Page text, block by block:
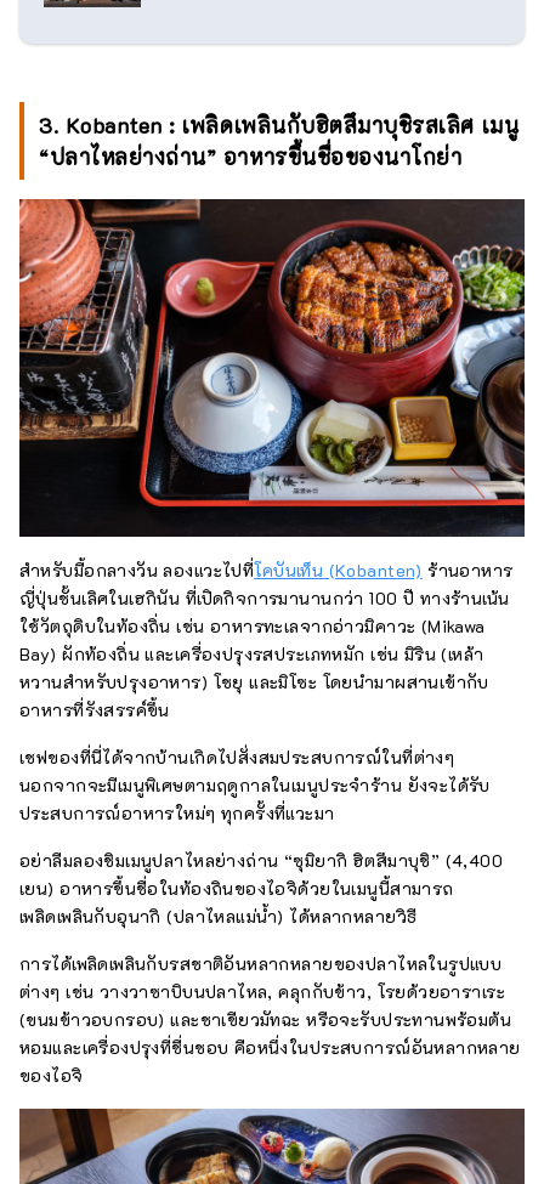
3. Kobanten : เพลิดเพลินกับฮิตสึมาบุชิรสเลิศ เมนู
“ปลาไหลย่างถ่าน” อาหารขึ้นชื่อของนาโกย่า
สำหรับมื้อกลางวัน ลองแวะไปที่โคบันเท็น (Kobanten) ร้านอาหาร
ญี่ปุ่นชั้นเลิศในเฮกินัน ที่เปิดกิจการมานานกว่า 100 ปี ทางร้านเน้น
ใช้วัตถุดิบในท้องถิ่น เช่น อาหารทะเลจากอ่าวมิคาวะ (Mikawa
Bay) ผักท้องถิ่น และเครื่องปรุงรสประเภทหมัก เช่น มิริน (เหล้า
หวานสำหรับปรุงอาหาร) โชยุ และมิโซะ โดยนำมาผสานเข้ากับ
อาหารที่รังสรรค์ขึ้น
เชฟของที่นี่ได้จากบ้านเกิดไปสั่งสมประสบการณ์ในที่ต่างๆ
นอกจากจะมีเมนูพิเศษตามฤดูกาลในเมนูประจำร้าน ยังจะได้รับ
ประสบการณ์อาหารใหม่ๆ ทุกครั้งที่แวะมา
อย่าลืมลองชิมเมนูปลาไหลย่างถ่าน “ซุมิยากิ ฮิตสึมาบุชิ” (4,400
เยน) อาหารขึ้นชื่อในท้องถินของไอจิด้วยในเมนูนี้สามารถ
เพลิดเพลินกับอุนากิ (ปลาไหลแม่น้ำ) ได้หลากหลายวิธี
การได้เพลิดเพลินกับรสชาติอันหลากหลายของปลาไหลในรูปแบบ
ต่างๆ เช่น วางวาซาบิบนปลาไหล, คลุกกับข้าว, โรยด้วยอาราเระ
(ขนมข้าวอบกรอบ) และชาเขียวมัทฉะ หรือจะรับประทานพร้อมต้น
หอมและเครื่องปรุงที่ชื่นชอบ คือหนึ่งในประสบการณ์อันหลากหลาย
ของไอจิ